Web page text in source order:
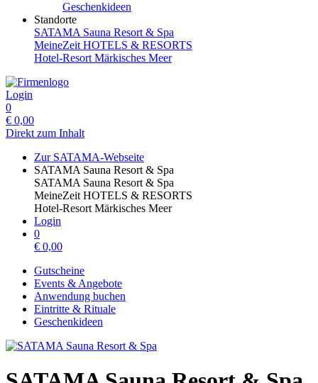
Geschenkideen
Standorte
SATAMA Sauna Resort & Spa
MeineZeit HOTELS & RESORTS
Hotel-Resort Märkisches Meer
Login
0
€ 0,00
Direkt zum Inhalt
Zur SATAMA-Webseite
SATAMA Sauna Resort & Spa
SATAMA Sauna Resort & Spa
MeineZeit HOTELS & RESORTS
Hotel-Resort Märkisches Meer
Login
0
€ 0,00
Gutscheine
Events & Angebote
Anwendung buchen
Eintritte & Rituale
Geschenkideen